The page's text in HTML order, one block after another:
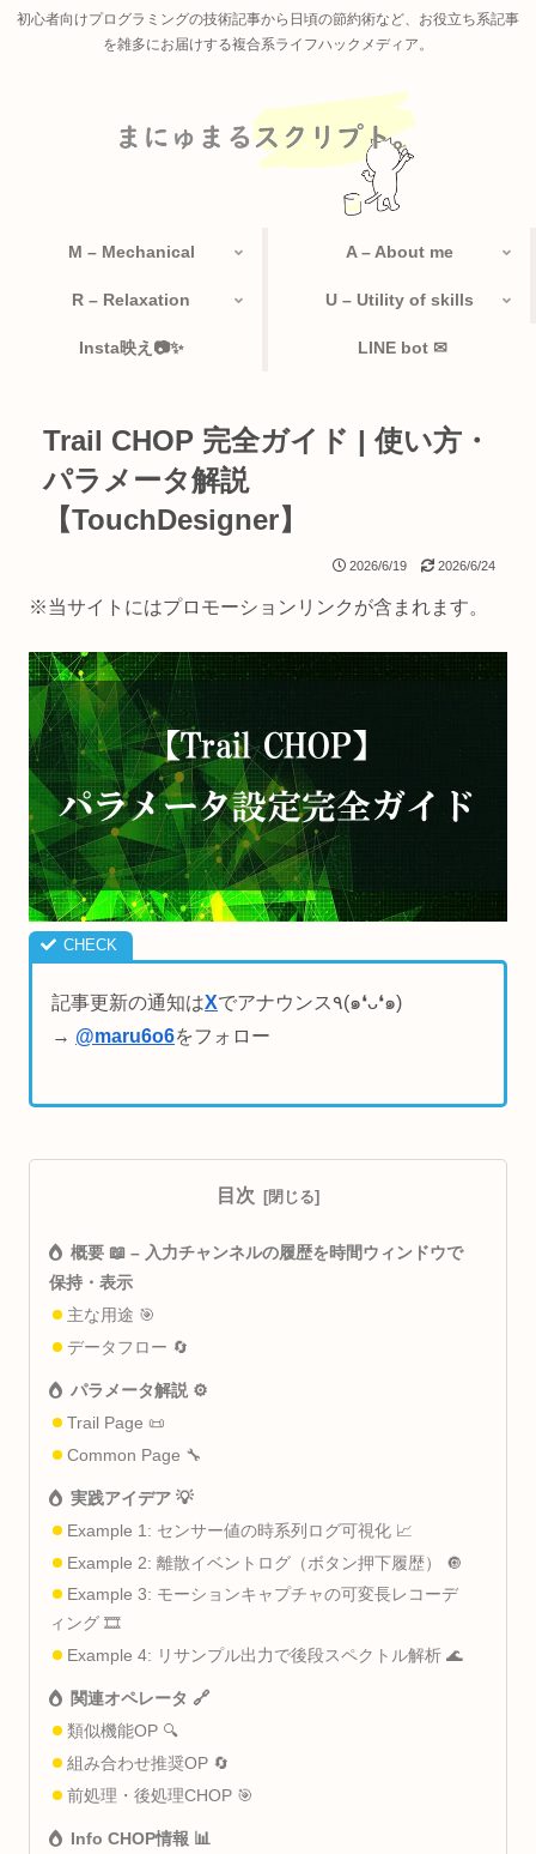
初心者向けプログラミングの技術記事から日頃の節約術など、お役立ち系記事
を雑多にお届けする複合系ライフハックメディア。
M – Mechanical A – About me
R – Relaxation U – Utility of skills
Insta映え📷✨ LINE bot ✉
Trail CHOP 完全ガイド | 使い方・
パラメータ解説
【TouchDesigner】
2026/6/19 2026/6/24
※当サイトにはプロモーションリンクが含まれます。
記事更新の通知はX
でアナウンス٩(๑❛ᴗ❛๑)
→ @maru6o6をフォロー
目次
概要 📖 – 入力チャンネルの履歴を時間ウィンドウで
保持・表示
主な用途 🎯
データフロー 🔄
パラメータ解説 ⚙️
Trail Page 📜
Common Page 🔧
実践アイデア 💡
Example 1: センサー値の時系列ログ可視化 📈
Example 2: 離散イベントログ（ボタン押下履歴） 🔘
Example 3: モーションキャプチャの可変長レコーデ
ィング 🎞️
Example 4: リサンプル出力で後段スペクトル解析 🌊
関連オペレータ 🔗
類似機能OP 🔍
組み合わせ推奨OP 🔄
前処理・後処理CHOP 🎯
Info CHOP情報 📊